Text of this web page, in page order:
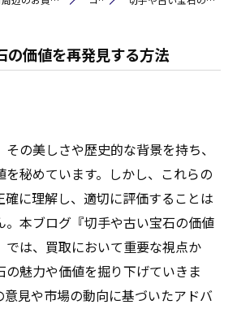
の価値を再発見する方法
の美しさや歴史的な背景を持ち、
を秘めています。しかし、これらの
確に理解し、適切に評価することは
。本ブログ『切手や古い宝石の価値
では、買取において重要な視点か
の魅力や価値を掘り下げていきま
意見や市場の動向に基づいたアドバ